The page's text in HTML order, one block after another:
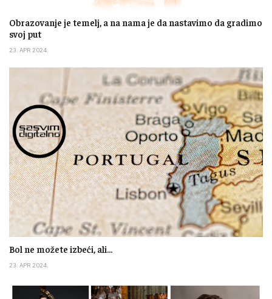
Obrazovanje je temelj, a na nama je da nastavimo da gradimo
svoj put
23. APR 2024.
Bol ne možete izbeći, ali...
23. APR 2024.